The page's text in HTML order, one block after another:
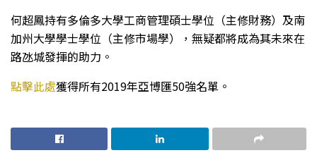
何超鳳持有多倫多大學工商管理碩士學位（主修財務）及南
加州大學學士學位（主修市場學），無疑都將成為其未來在
路氹城發揮的助力。
點擊此處獲得所有2019年亞博匯50強名單。